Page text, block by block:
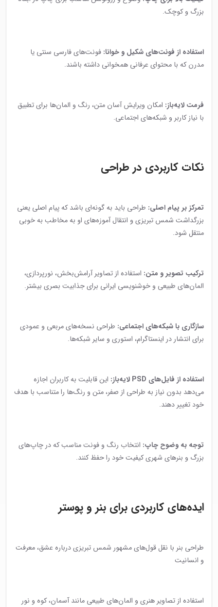
بزرگ و کوچک.
استفاده از فونت‌های شکیل و خوانا: فونت‌های فارسی سنتی یا
مدرن که با محتوای عرفانی همخوانی داشته باشند.
فرمت لایه‌باز: امکان ویرایش آسان متن، رنگ و المان‌ها برای تطبیق
با نیاز کاربر و شبکه‌های اجتماعی.
نکات کاربردی در طراحی
تمرکز بر پیام اصلی: طراحی باید به گونه‌ای باشد که پیام اصلی یعنی
بزرگداشت شمس تبریزی و انتقال آموزه‌های او به مخاطب به خوبی
منتقل شود.
ترکیب تصویر و متن: استفاده از تصاویر آرامش‌بخش، نورپردازی،
المان‌های طبیعی و خوشنویسی ایرانی برای جذابیت بصری بیشتر.
سازگاری با شبکه‌های اجتماعی: طراحی نسخه‌های مربعی و عمودی
برای انتشار در اینستاگرام، استوری و سایر شبکه‌ها.
استفاده از فایل‌های PSD لایه‌باز:
این قابلیت به کاربران اجازه
می‌دهد بدون نیاز به طراحی از صفر، متن و رنگ‌ها را متناسب با هدف
خود تغییر دهند.
توجه به وضوح چاپ: انتخاب رنگ و فونت مناسب که در چاپ‌های
بزرگ و بنرهای شهری کیفیت خود را حفظ کنند.
ایده‌های کاربردی برای بنر و پوستر
طراحی بنر با نقل قول‌های مشهور شمس تبریزی درباره عشق، معرفت
و انسانیت
استفاده از تصاویر هنری و المان‌های طبیعی مانند آسمان، کوه و نور